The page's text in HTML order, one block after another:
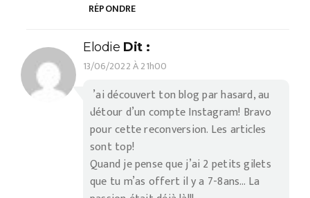
RÉPONDRE
Elodie Dit :
13/06/2022 À 21h00
J’ai découvert ton blog par hasard, au
détour d’un compte Instagram! Bravo
pour cette reconversion. Les articles
sont top!
Quand je pense que j’ai 2 petits gilets
que tu m’as offert il y a 7-8ans… La